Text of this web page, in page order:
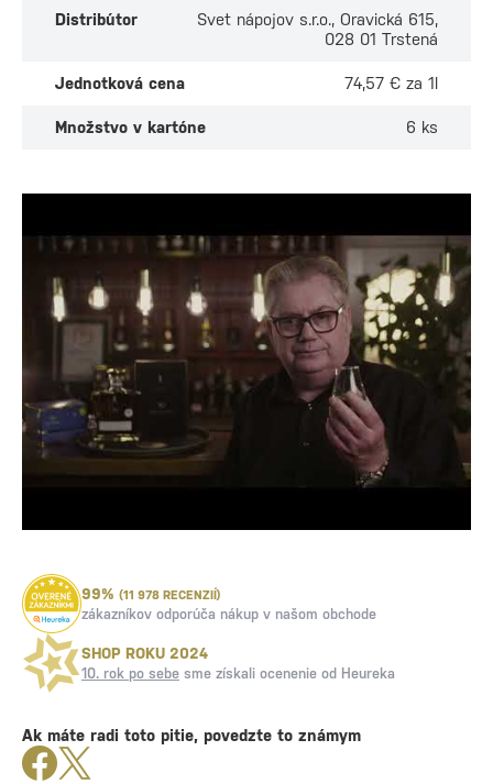
Distribútor
Svet nápojov s.r.o., Oravická 615,
028 01 Trstená
Jednotková cena 74,57 € za 1l
Množstvo v kartóne 6 ks
99% (11 978 RECENZIÍ)
zákazníkov odporúča nákup v našom obchode
SHOP ROKU 2024
10. rok po sebe sme získali ocenenie od Heureka
Ak máte radi toto pitie, povedzte to známym